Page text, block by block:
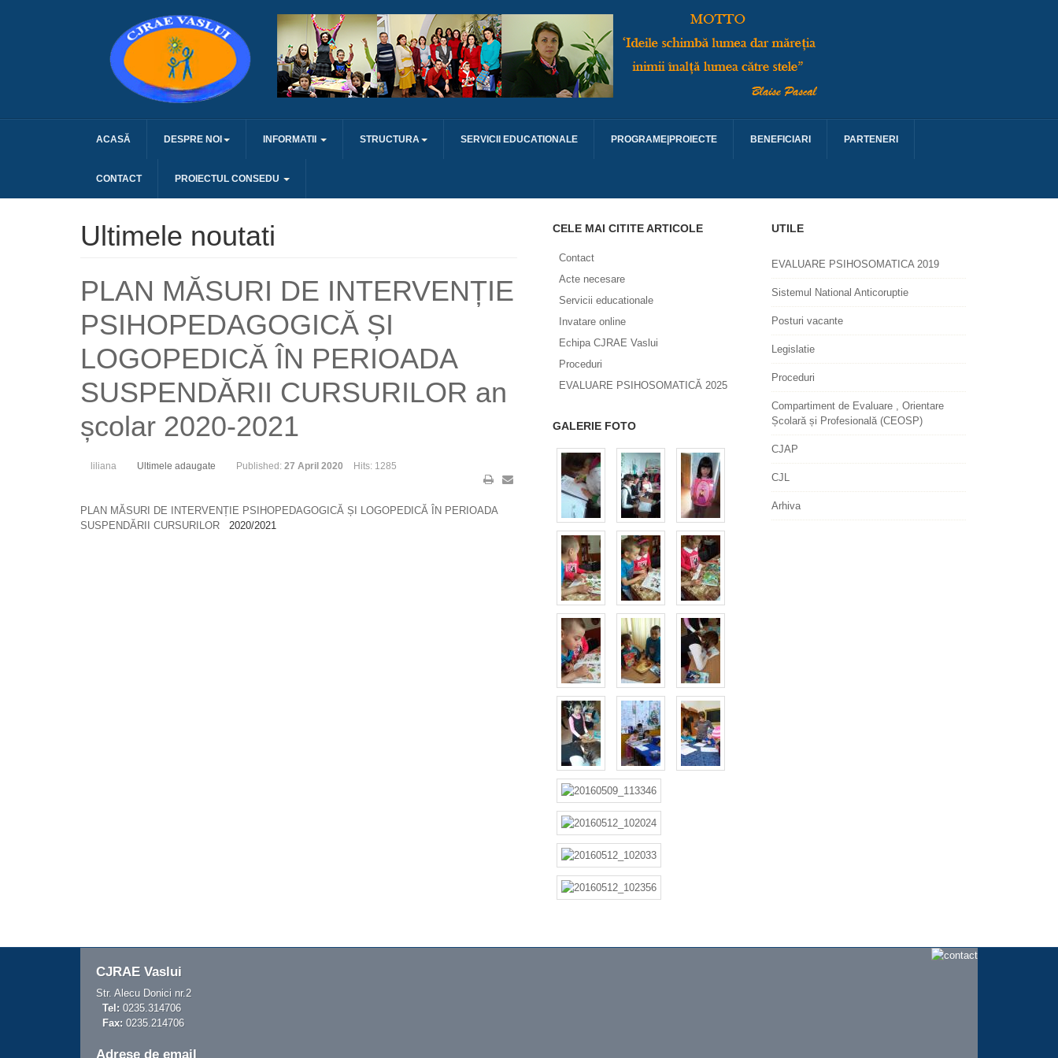
ACASĂ DESPRE NOI INFORMATII STRUCTURA SERVICII EDUCATIONALE PROGRAME|PROIECTE BENEFICIARI PARTENERI
CONTACT PROIECTUL CONSEDU
Ultimele noutati
PLAN MĂSURI DE INTERVENȚIE
PSIHOPEDAGOGICĂ ȘI
LOGOPEDICĂ ÎN PERIOADA
SUSPENDĂRII CURSURILOR an
școlar 2020-2021
liliana Ultimele adaugate Published: 27 April 2020 Hits: 1285
PLAN MĂSURI DE INTERVENȚIE PSIHOPEDAGOGICĂ ȘI LOGOPEDICĂ ÎN PERIOADA
SUSPENDĂRII CURSURILOR 2020/2021
CELE MAI CITITE ARTICOLE
Contact
Acte necesare
Servicii educationale
Invatare online
Echipa CJRAE Vaslui
Proceduri
EVALUARE PSIHOSOMATICĂ 2025
GALERIE FOTO
UTILE
EVALUARE PSIHOSOMATICA 2019
Sistemul National Anticoruptie
Posturi vacante
Legislatie
Proceduri
Compartiment de Evaluare , Orientare
Școlară și Profesională (CEOSP)
CJAP
CJL
Arhiva
CJRAE Vaslui
Str. Alecu Donici nr.2
Tel: 0235.314706
Fax: 0235.214706
Adrese de email